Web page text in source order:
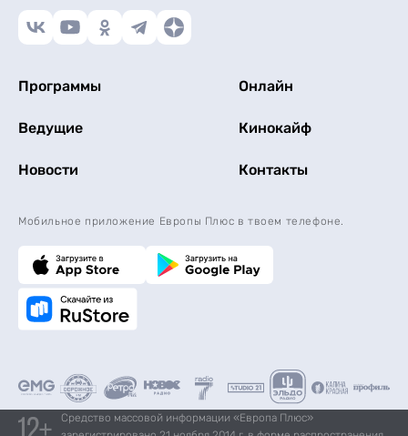
Программы Онлайн
Ведущие Кинокайф
Новости Контакты
Мобильное приложение Европы Плюс в твоем телефоне.
Средство массовой информации «Европа Плюс»